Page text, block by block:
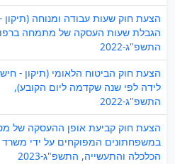
הצעת חוק שעות עבודה ומנוחה (תיקון -
הגבלת שעות העסקה של מתמחה
התשפ"ג-2022
הצעת חוק הביטוח הלאומי (תיקון -
לידה לפי שנה שקדמה ליום הקובע),
התשפ"ג-2022
הצעת חוק קביעת אופן ההעסקה של
במשפחתונים המפוקחים על ידי משרד
הכלכלה והתעשייה, התשפ"ג-2023